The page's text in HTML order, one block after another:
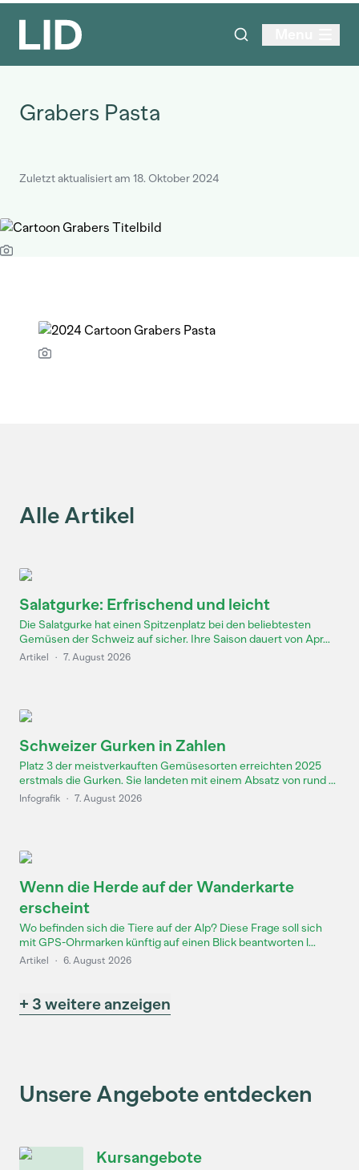
Grabers Pasta
Zuletzt aktualisiert am 18. Oktober 2024
Alle Artikel
Salatgurke: Erfrischend und leicht
Die Salatgurke hat einen Spitzenplatz bei den beliebtesten
Gemüsen der Schweiz auf sicher. Ihre Saison dauert von Apr...
Artikel · 7. August 2026
Schweizer Gurken in Zahlen
Platz 3 der meistverkauften Gemüsesorten erreichten 2025
erstmals die Gurken. Sie landeten mit einem Absatz von rund ...
Infografik · 7. August 2026
Wenn die Herde auf der Wanderkarte
erscheint
Wo befinden sich die Tiere auf der Alp? Diese Frage soll sich
mit GPS-Ohrmarken künftig auf einen Blick beantworten l...
Artikel · 6. August 2026
+ 3 weitere anzeigen
Unsere Angebote entdecken
Kursangebote